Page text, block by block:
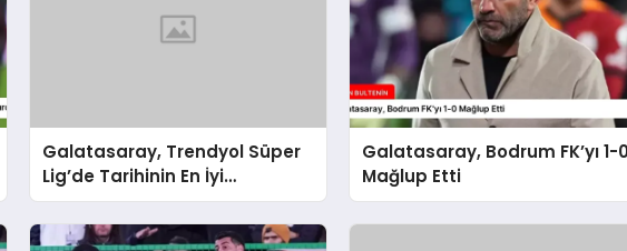
Galatasaray, Trendyol Süper
Lig’de Tarihinin En İyi
Performansını Gösterdi
Galatasaray, Bodrum FK’yı 1-
Mağlup Etti